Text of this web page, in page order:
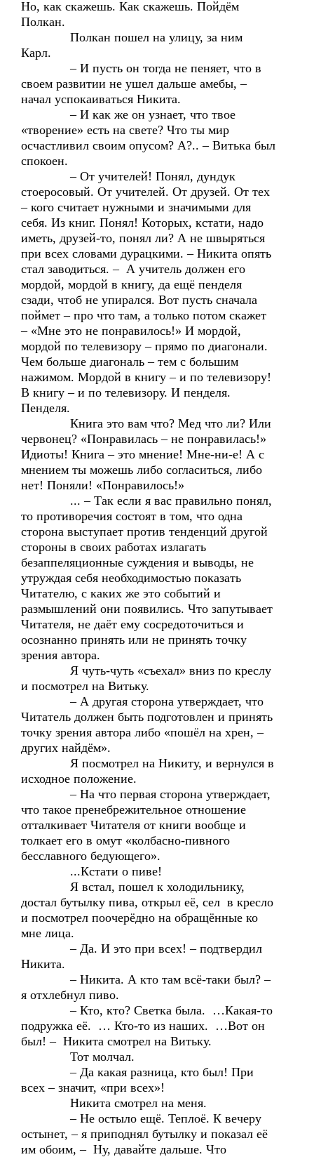
Но, как скажешь. Как скажешь. Пойдём
Полкан.
Полкан пошел на улицу, за ним
Карл.
– И пусть он тогда не пеняет, что в
своем развитии не ушел дальше амебы, –
начал успокаиваться Никита.
– И как же он узнает, что твое
«творение» есть на свете? Что ты мир
осчастливил своим опусом? А?.. – Витька был
спокоен.
– От учителей! Понял, дундук
стоеросовый. От учителей. От друзей. От тех
– кого считает нужными и значимыми для
себя. Из книг. Понял! Которых, кстати, надо
иметь, друзей-то, понял ли? А не швыряться
при всех словами дурацкими. – Никита опять
стал заводиться. – А учитель должен его
мордой, мордой в книгу, да ещё пенделя
сзади, чтоб не упирался. Вот пусть сначала
поймет – про что там, а только потом скажет
– «Мне это не понравилось!» И мордой,
мордой по телевизору – прямо по диагонали.
Чем больше диагональ – тем с большим
нажимом. Мордой в книгу – и по телевизору!
В книгу – и по телевизору. И пенделя.
Пенделя.
Книга это вам что? Мед что ли? Или
червонец? «Понравилась – не понравилась!»
Идиоты! Книга – это мнение! Мне-ни-е! А с
мнением ты можешь либо согласиться, либо
нет! Поняли! «Понравилось!»
... – Так если я вас правильно понял,
то противоречия состоят в том, что одна
сторона выступает против тенденций другой
стороны в своих работах излагать
безаппеляционные суждения и выводы, не
утруждая себя необходимостью показать
Читателю, с каких же это событий и
размышлений они появились. Что запутывает
Читателя, не даёт ему сосредоточиться и
осознанно принять или не принять точку
зрения автора.
Я чуть-чуть «съехал» вниз по креслу
и посмотрел на Витьку.
– А другая сторона утверждает, что
Читатель должен быть подготовлен и принять
точку зрения автора либо «пошёл на хрен, –
других найдём».
Я посмотрел на Никиту, и вернулся в
исходное положение.
– На что первая сторона утверждает,
что такое пренебрежительное отношение
отталкивает Читателя от книги вообще и
толкает его в омут «колбасно-пивного
бесславного бедующего».
...Кстати о пиве!
Я встал, пошел к холодильнику,
достал бутылку пива, открыл её, сел в кресло
и посмотрел поочерёдно на обращённые ко
мне лица.
– Да. И это при всех! – подтвердил
Никита.
– Никита. А кто там всё-таки был? –
я отхлебнул пиво.
– Кто, кто? Светка была. …Какая-то
подружка её. … Кто-то из наших. …Вот он
был! – Никита смотрел на Витьку.
Тот молчал.
– Да какая разница, кто был! При
всех – значит, «при всех»!
Никита смотрел на меня.
– Не остыло ещё. Теплоё. К вечеру
остынет, – я приподнял бутылку и показал её
им обоим, – Ну, давайте дальше. Что